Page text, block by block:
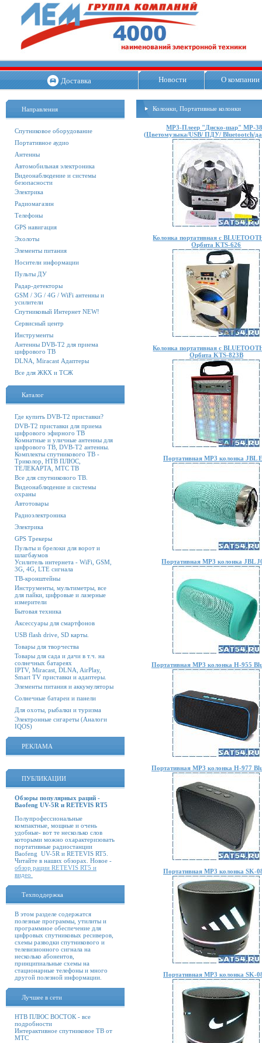
Доставка Новости О компании
Направления
Спутниковое оборудование
Портативное аудио
Антенны
Автомобильная электроника
Видеонаблюдение и системы
безопасности
Электрика
Радиомагазин
Телефоны
GPS навигация
Эхолоты
Элементы питания
Носители информации
Пульты ДУ
Радар-детекторы
GSM / 3G / 4G / WiFi антенны и
усилители
Спутниковый Интернет NEW!
Сервисный центр
Инструменты
Антенны DVB-T2 для приема
цифрового ТВ
DLNA, Miracast Адаптеры
Все для ЖКХ и ТСЖ
Каталог
Где купить DVB-T2 приставки?
DVB-T2 приставки для приема
цифрового эфирного ТВ
Комнатные и уличные антенны для
цифрового ТВ, DVB-T2 антенны.
Комплекты спутникового ТВ -
Триколор, НТВ ПЛЮС,
ТЕЛЕКАРТА, МТС ТВ
Все для спутникового ТВ.
Видеонаблюдение и системы
охраны
Автотовары
Радиоэлектроника
Электрика
GPS Трекеры
Пульты и брелоки для ворот и
шлагбаумов
Усилитель интернета - WiFi, GSM,
3G, 4G, LTE сигнала
ТВ-кронштейны
Инструменты, мультиметры, все
для пайки, цифровые и лазерные
измерители
Бытовая техника
Аксессуары для смартфонов
USB flash drive, SD карты.
Товары для творчества
Товары для сада и дачи в т.ч. на
солнечных батареях
IPTV, Miracast, DLNA, AirPlay,
Smart TV приставки и адаптеры.
Элементы питания и аккумуляторы
Солнечные батареи и панели
Для охоты, рыбалки и туризма
Электронные сигареты (Аналоги
IQOS)
РЕКЛАМА
ПУБЛИКАЦИИ
Обзоры популярных раций -
Baofeng UV-5R и RETEVIS RT5
Полупрофессиональные
компактные, мощные и очень
удобные- вот те несколько слов
которыми можно охарактеризовать
портативные радиостанции
Baofeng UV-5R и RETEVIS RT5.
Читайте в наших обзорах. Новое -
обзор рации RETEVIS RT5 и
видео
Техподдержка
В этом разделе содержатся
полезные программы, утилиты и
программное обеспечение для
цифровых спутниковых ресиверов,
схемы разводки спутникового и
телевизионного сигнала на
несколько абонентов,
принципиальные схемы на
стационарные телефоны и много
другой полезной информации.
Лучшее в сети
НТВ ПЛЮС ВОСТОК - все
подробности
Интерактивное спутниковое ТВ от
МТС
Колонки, Портативные колонки
MP3-Плеер "Диско-шар" MP-
(Цветомузыка/USB/ ПДУ/ Bluetootch/
Колонка портативная с
Орбита KTS-626
Колонка портативная c
Орбита KTS-823B
Портативная MP3 колонка JBL
Портативная MP3 колонка JBL
Портативная MP3 колонка H-955
Портативная MP3 колонка H-977
Портативная MP3 колонка SK-
Портативная MP3 колонка SK-